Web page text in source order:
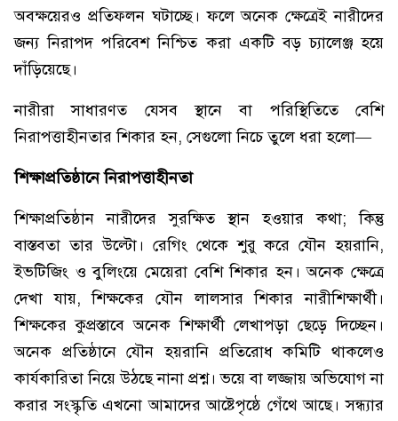
অবক্ষয়েরও প্রতিফলন ঘটাচ্ছে। ফলে অনেক ক্ষেত্রেই নারীদের
জন্য নিরাপদ পরিবেশ নিশ্চিত করা একটি বড় চ্যালেঞ্জ হয়ে
দাঁড়িয়েছে।
নারীরা সাধারণত যেসব স্থানে বা পরিস্থিতিতে বেশি
নিরাপত্তাহীনতার শিকার হন, সেগুলো নিচে তুলে ধরা হলো—
শিক্ষাপ্রতিষ্ঠানে নিরাপত্তাহীনতা
শিক্ষাপ্রতিষ্ঠান নারীদের সুরক্ষিত স্থান হওয়ার কথা; কিন্তু
বাস্তবতা তার উল্টো। রেগিং থেকে শুরু করে যৌন হয়রানি,
ইভটিজিং ও বুলিংয়ে মেয়েরা বেশি শিকার হন। অনেক ক্ষেত্রে
দেখা যায়, শিক্ষকের যৌন লালসার শিকার নারীশিক্ষার্থী।
শিক্ষকের কুপ্রস্তাবে অনেক শিক্ষার্থী লেখাপড়া ছেড়ে দিচ্ছেন।
অনেক প্রতিষ্ঠানে যৌন হয়রানি প্রতিরোধ কমিটি থাকলেও
কার্যকারিতা নিয়ে উঠছে নানা প্রশ্ন। ভয়ে বা লজ্জায় অভিযোগ না
করার সংস্কৃতি এখনো আমাদের আষ্টেপৃষ্ঠে গেঁথে আছে। সন্ধ্যার